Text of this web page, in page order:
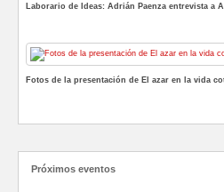
Laborario de Ideas: Adrián Paenza entrevista a
Fotos de la presentación de El azar en la vida
Próximos eventos